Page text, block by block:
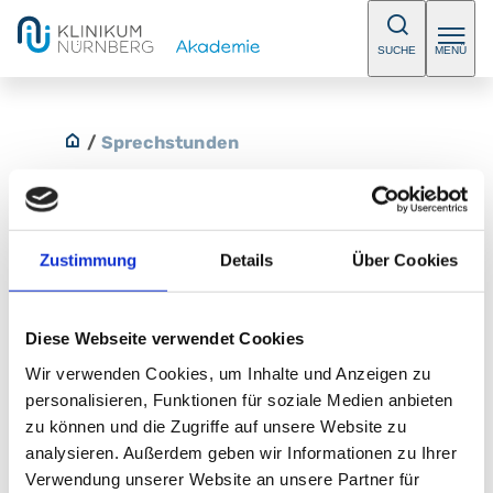
Zustimmung Details Über Cookies
Diese Webseite verwendet Cookies
Wir verwenden Cookies, um Inhalte und Anzeigen zu
personalisieren, Funktionen für soziale Medien anbieten
zu können und die Zugriffe auf unsere Website zu
analysieren. Außerdem geben wir Informationen zu Ihrer
Verwendung unserer Website an unsere Partner für
SUCHE MENÜ
/ Sprechstunden
Psychiatrie und Psychotherapie
E-Mail: welserstrasse@abc-nuernberg.de
+49 (0) 911 561 420 3
ABC Ambulantes BehandlungsCentrum in der
Welserstraße